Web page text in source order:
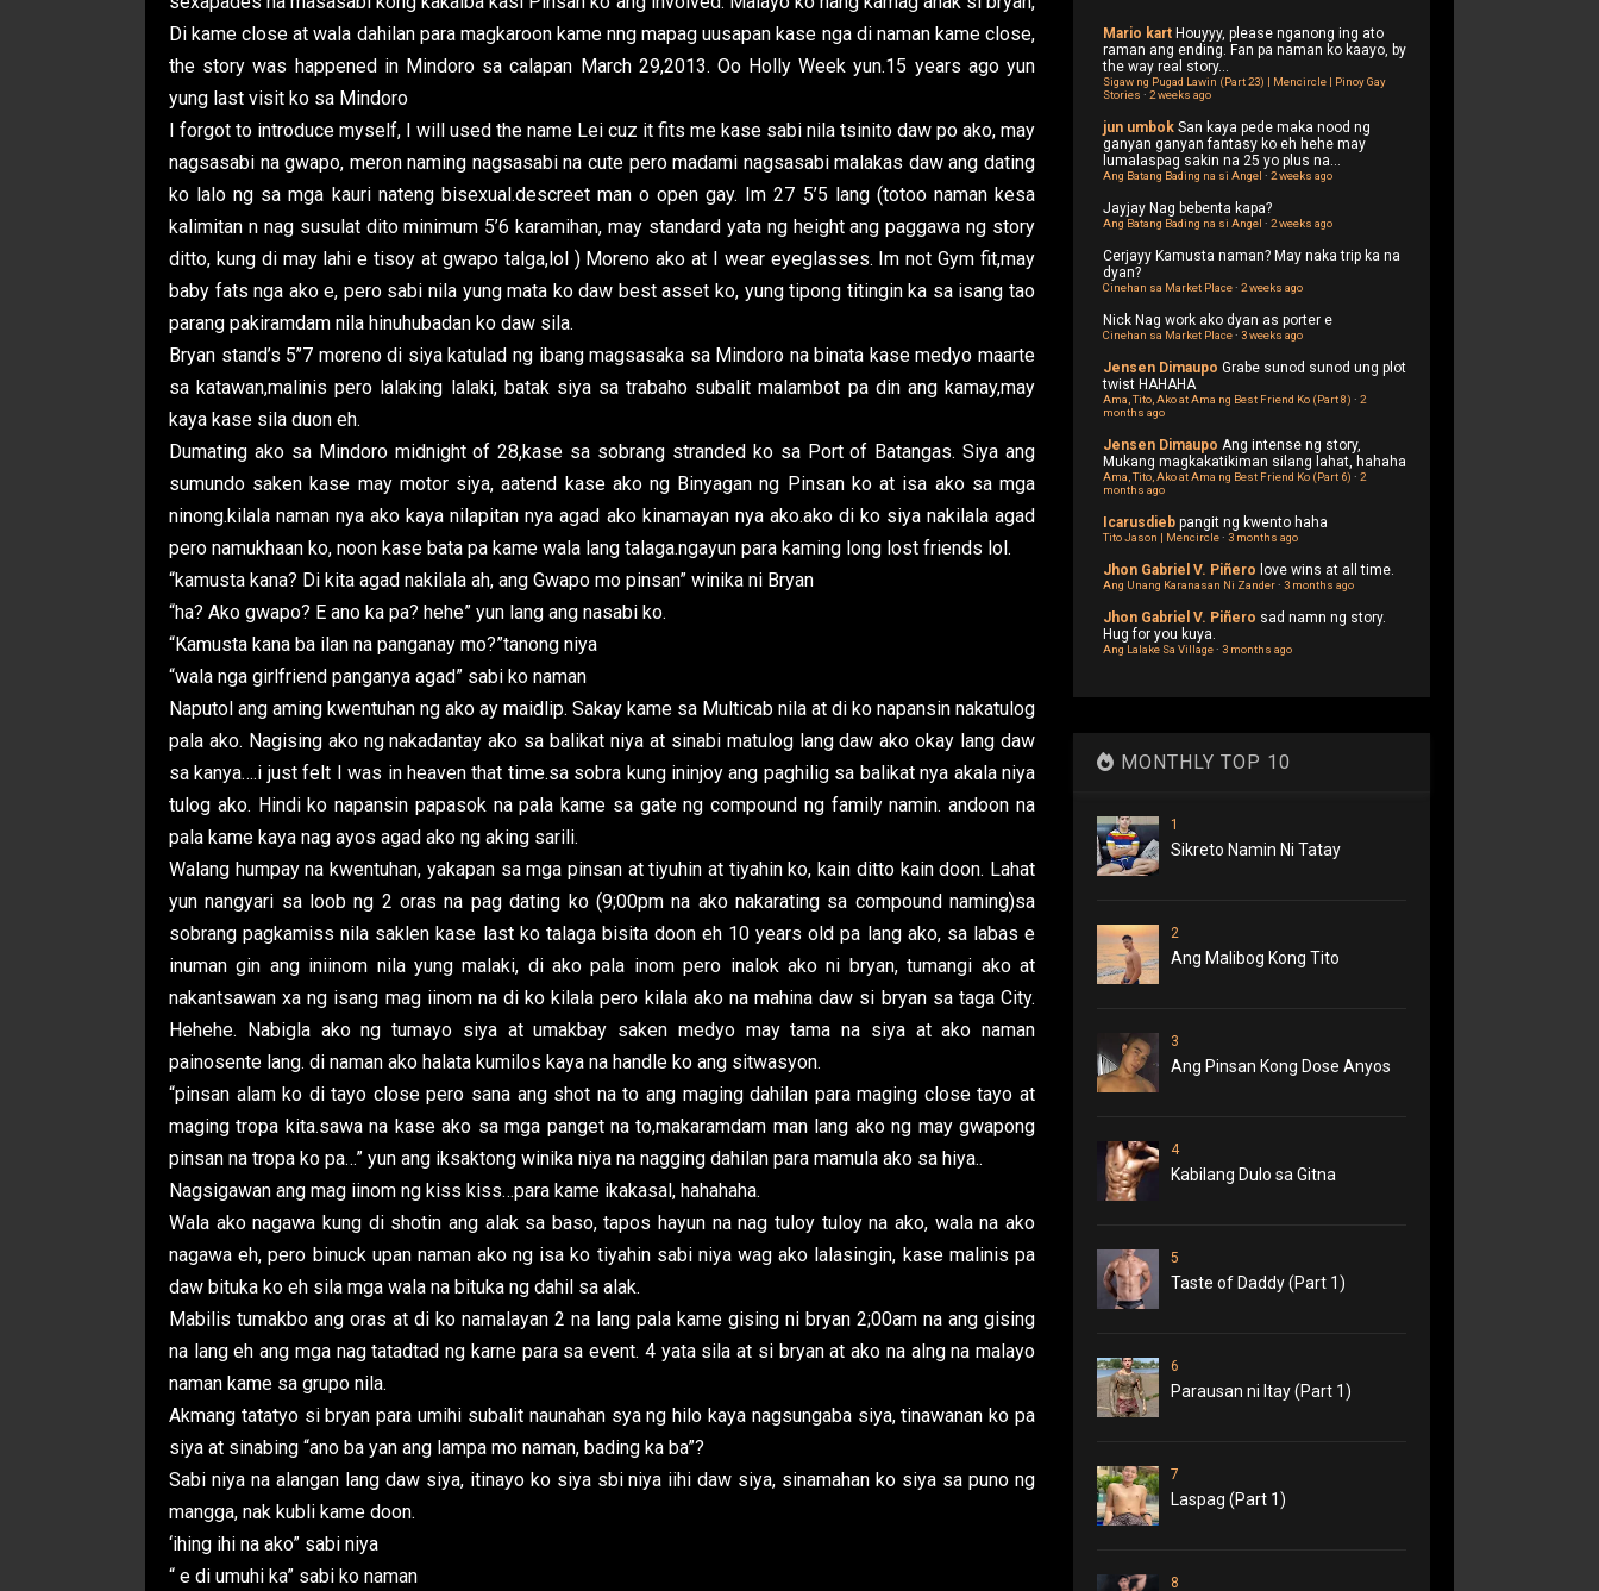
Di kame close at wala dahilan para magkaroon kame nng mapag uusapan kase nga di naman kame close,
the story was happened in Mindoro sa calapan March 29,2013. Oo Holly Week yun.15 years ago yun
yung last visit ko sa Mindoro
I forgot to introduce myself, I will used the name Lei cuz it fits me kase sabi nila tsinito daw po ako, may
nagsasabi na gwapo, meron naming nagsasabi na cute pero madami nagsasabi malakas daw ang dating
ko lalo ng sa mga kauri nateng bisexual.descreet man o open gay. Im 27 5’5 lang (totoo naman kesa
kalimitan n nag susulat dito minimum 5’6 karamihan, may standard yata ng height ang paggawa ng story
ditto, kung di may lahi e tisoy at gwapo talga,lol ) Moreno ako at I wear eyeglasses. Im not Gym fit,may
baby fats nga ako e, pero sabi nila yung mata ko daw best asset ko, yung tipong titingin ka sa isang tao
parang pakiramdam nila hinuhubadan ko daw sila.
Bryan stand’s 5’’7 moreno di siya katulad ng ibang magsasaka sa Mindoro na binata kase medyo maarte
sa katawan,malinis pero lalaking lalaki, batak siya sa trabaho subalit malambot pa din ang kamay,may
kaya kase sila duon eh.
Dumating ako sa Mindoro midnight of 28,kase sa sobrang stranded ko sa Port of Batangas. Siya ang
sumundo saken kase may motor siya, aatend kase ako ng Binyagan ng Pinsan ko at isa ako sa mga
ninong.kilala naman nya ako kaya nilapitan nya agad ako kinamayan nya ako.ako di ko siya nakilala agad
pero namukhaan ko, noon kase bata pa kame wala lang talaga.ngayun para kaming long lost friends lol.
“kamusta kana? Di kita agad nakilala ah, ang Gwapo mo pinsan” winika ni Bryan
“ha? Ako gwapo? E ano ka pa? hehe” yun lang ang nasabi ko.
“Kamusta kana ba ilan na panganay mo?”tanong niya
“wala nga girlfriend panganya agad” sabi ko naman
Naputol ang aming kwentuhan ng ako ay maidlip. Sakay kame sa Multicab nila at di ko napansin nakatulog
pala ako. Nagising ako ng nakadantay ako sa balikat niya at sinabi matulog lang daw ako okay lang daw
sa kanya….i just felt I was in heaven that time.sa sobra kung ininjoy ang paghilig sa balikat nya akala niya
tulog ako. Hindi ko napansin papasok na pala kame sa gate ng compound ng family namin. andoon na
pala kame kaya nag ayos agad ako ng aking sarili.
Walang humpay na kwentuhan, yakapan sa mga pinsan at tiyuhin at tiyahin ko, kain ditto kain doon. Lahat
yun nangyari sa loob ng 2 oras na pag dating ko (9;00pm na ako nakarating sa compound naming)sa
sobrang pagkamiss nila saklen kase last ko talaga bisita doon eh 10 years old pa lang ako, sa labas e
inuman gin ang iniinom nila yung malaki, di ako pala inom pero inalok ako ni bryan, tumangi ako at
nakantsawan xa ng isang mag iinom na di ko kilala pero kilala ako na mahina daw si bryan sa taga City.
Hehehe. Nabigla ako ng tumayo siya at umakbay saken medyo may tama na siya at ako naman
painosente lang. di naman ako halata kumilos kaya na handle ko ang sitwasyon.
“pinsan alam ko di tayo close pero sana ang shot na to ang maging dahilan para maging close tayo at
maging tropa kita.sawa na kase ako sa mga panget na to,makaramdam man lang ako ng may gwapong
pinsan na tropa ko pa…” yun ang iksaktong winika niya na nagging dahilan para mamula ako sa hiya..
Nagsigawan ang mag iinom ng kiss kiss…para kame ikakasal, hahahaha.
Wala ako nagawa kung di shotin ang alak sa baso, tapos hayun na nag tuloy tuloy na ako, wala na ako
nagawa eh, pero binuck upan naman ako ng isa ko tiyahin sabi niya wag ako lalasingin, kase malinis pa
daw bituka ko eh sila mga wala na bituka ng dahil sa alak.
Mabilis tumakbo ang oras at di ko namalayan 2 na lang pala kame gising ni bryan 2;00am na ang gising
na lang eh ang mga nag tatadtad ng karne para sa event. 4 yata sila at si bryan at ako na alng na malayo
naman kame sa grupo nila.
Akmang tatatyo si bryan para umihi subalit naunahan sya ng hilo kaya nagsungaba siya, tinawanan ko pa
siya at sinabing “ano ba yan ang lampa mo naman, bading ka ba”?
Sabi niya na alangan lang daw siya, itinayo ko siya sbi niya iihi daw siya, sinamahan ko siya sa puno ng
mangga, nak kubli kame doon.
‘ihing ihi na ako” sabi niya
“ e di umuhi ka” sabi ko naman
Mario kart Houyyy, please nganong ing ato
raman ang ending. Fan pa naman ko kaayo, by
the way real story...
Sigaw ng Pugad Lawin (Part 23) | Mencircle | Pinoy Gay
Stories · 2 weeks ago
jun umbok San kaya pede maka nood ng
ganyan ganyan fantasy ko eh hehe may
lumalaspag sakin na 25 yo plus na...
Ang Batang Bading na si Angel · 2 weeks ago
Jayjay Nag bebenta kapa?
Ang Batang Bading na si Angel · 2 weeks ago
Cerjayy Kamusta naman? May naka trip ka na
dyan?
Cinehan sa Market Place· 2 weeks ago
Nick Nag work ako dyan as porter e
Cinehan sa Market Place· 3 weeks ago
Jensen Dimaupo Grabe sunod sunod ung plot
twist HAHAHA
Ama, Tito, Ako at Ama ng Best Friend Ko (Part 8) · 2
months ago
Jensen Dimaupo Ang intense ng story,
Mukang magkakatikiman silang lahat, hahaha
Ama, Tito, Ako at Ama ng Best Friend Ko (Part 6) · 2
months ago
Icarusdieb pangit ng kwento haha
Tito Jason | Mencircle· 3 months ago
Jhon Gabriel V. Piñero love wins at all time.
Ang Unang Karanasan Ni Zander· 3 months ago
Jhon Gabriel V. Piñero sad namn ng story.
Hug for you kuya.
Ang Lalake Sa Village· 3 months ago
MONTHLY TOP 10
1
Sikreto Namin Ni Tatay
2
Ang Malibog Kong Tito
3
Ang Pinsan Kong Dose Anyos
4
Kabilang Dulo sa Gitna
5
Taste of Daddy (Part 1)
6
Parausan ni Itay (Part 1)
7
Laspag (Part 1)
8